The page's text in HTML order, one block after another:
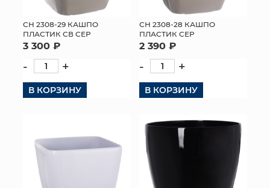
СН 2308-29 КАШПО
ПЛАСТИК СВ СЕР
3 300 ₽
- +
В КОРЗИНУ
СН 2308-28 КАШПО
ПЛАСТИК СЕР
2 390 ₽
- +
В КОРЗИНУ